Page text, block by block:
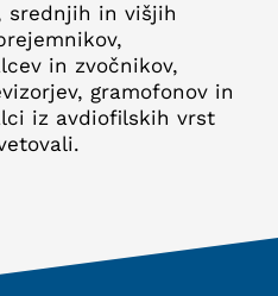
srednjih in višjih
in zvočnikov,
gramofonov in
iz avdiofilskih vrst